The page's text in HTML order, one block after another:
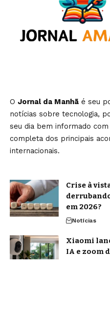
O Jornal da Manhã é seu
notícias sobre tecnologia,
seu dia bem informado
completa dos principais
internacionais.
Crise à
em 2026?
Notícias
Xiaomi
IA e zoom